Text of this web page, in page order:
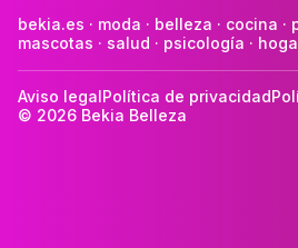
bekia.es · moda · belleza · cocina ·
mascotas · salud · psicología ·
Aviso legalPolítica de privacidad
© 2026 Bekia Belleza